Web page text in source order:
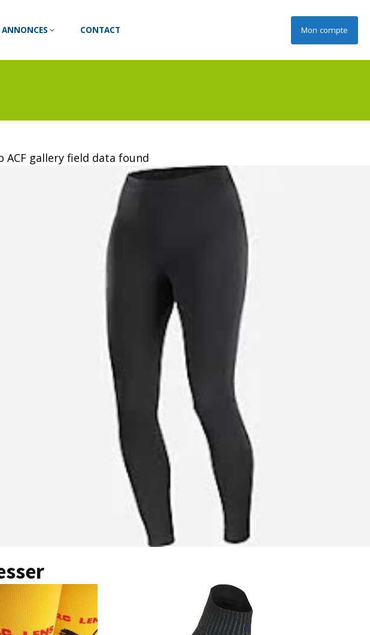
CONTACT Mon compte
ACF gallery field data found